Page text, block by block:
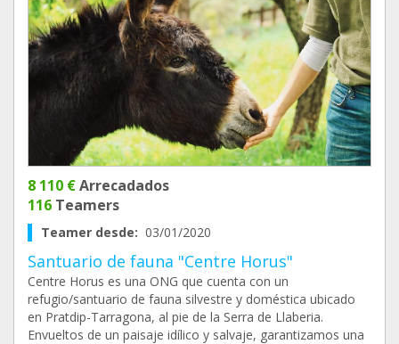
8 110 €Arrecadados
116 Teamers
Teamer desde: 03/01/2020
Santuario de fauna "Centre Horus"
Centre Horus es una ONG que cuenta con un
refugio/santuario de fauna silvestre y doméstica ubicado
en Pratdip-Tarragona, al pie de la Serra de Llaberia.
Envueltos de un paisaje idílico y salvaje, garantizamos una